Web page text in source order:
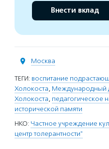
Внести вклад
Москва
ТЕГИ: воспитание
Холокоста, Международный
Холокоста, педагогическое
исторической памяти
НКО: Частное учреждение
центр толерантности"